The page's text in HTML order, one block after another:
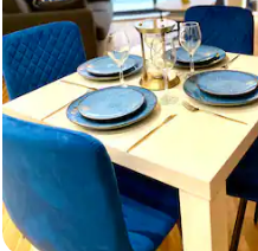
5 sur 5sur la base de 243